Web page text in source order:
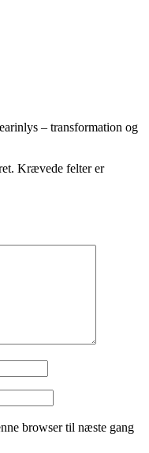
– transformation og
Krævede felter er
browser til næste gang